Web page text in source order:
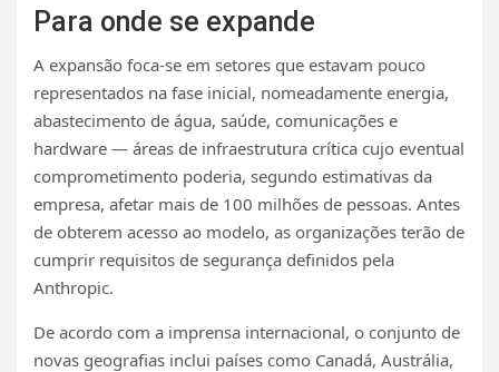
Para onde se expande
A expansão foca-se em setores que estavam pouco
representados na fase inicial, nomeadamente energia,
abastecimento de água, saúde, comunicações e
hardware — áreas de infraestrutura crítica cujo eventual
comprometimento poderia, segundo estimativas da
empresa, afetar mais de 100 milhões de pessoas. Antes
de obterem acesso ao modelo, as organizações terão de
cumprir requisitos de segurança definidos pela
Anthropic.
De acordo com a imprensa internacional, o conjunto de
novas geografias inclui países como Canadá, Austrália,